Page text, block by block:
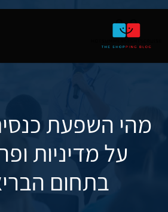
מהי השפעת
על מדיניות
בתחום